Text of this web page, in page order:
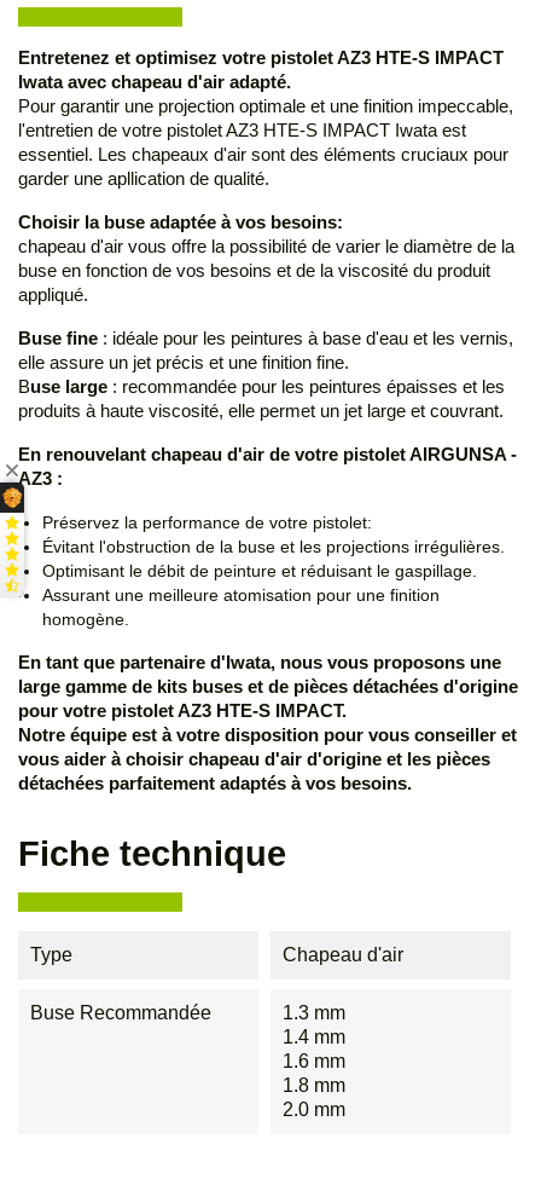
Entretenez et optimisez votre pistolet AZ3 HTE-S IMPACT
Iwata avec chapeau d'air adapté.
Pour garantir une projection optimale et une finition impeccable,
l'entretien de votre pistolet AZ3 HTE-S IMPACT Iwata est
essentiel. Les chapeaux d'air sont des éléments cruciaux pour
garder une apllication de qualité.
Choisir la buse adaptée à vos besoins:
chapeau d'air vous offre la possibilité de varier le diamètre de la
buse en fonction de vos besoins et de la viscosité du produit
appliqué.
Buse fine : idéale pour les peintures à base d'eau et les vernis,
elle assure un jet précis et une finition fine.
Buse large : recommandée pour les peintures épaisses et les
produits à haute viscosité, elle permet un jet large et couvrant.
En renouvelant chapeau d'air de votre pistolet AIRGUNSA -
AZ3 :
Préservez la performance de votre pistolet:
Évitant l'obstruction de la buse et les projections irrégulières.
Optimisant le débit de peinture et réduisant le gaspillage.
Assurant une meilleure atomisation pour une finition
homogène.
En tant que partenaire d'Iwata, nous vous proposons une
large gamme de kits buses et de pièces détachées d'origine
pour votre pistolet AZ3 HTE-S IMPACT.
Notre équipe est à votre disposition pour vous conseiller et
vous aider à choisir chapeau d'air d'origine et les pièces
détachées parfaitement adaptés à vos besoins.
Fiche technique
Type Chapeau d'air
Buse Recommandée
1.3 mm
1.4 mm
1.6 mm
1.8 mm
2.0 mm